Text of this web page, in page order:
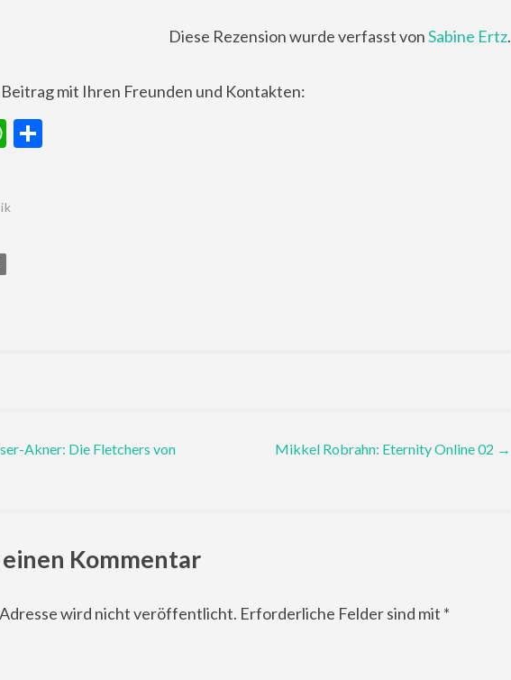
Diese Rezension wurde verfasst vonSabine Ertz.
Beitrag mit Ihren Freunden und Kontakten:
WhatsApp
Akner: Die Fletchers von
Mikkel Robrahn: Eternity Online 02 →
Kommentar
wird nicht veröffentlicht. Erforderliche Felder sind mit *